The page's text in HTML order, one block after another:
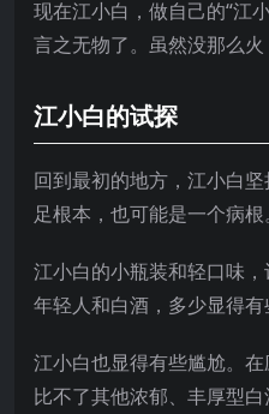
现在江小白，做自己的“江
言之无物了。虽然没那么火
江小白的试探
回到最初的地方，江小白
足根本，也可能是一个病根。
江小白的小瓶装和轻口味，
年轻人和白酒，多少显得有
江小白也显得有些尴尬。
比不了其他浓郁、丰厚型